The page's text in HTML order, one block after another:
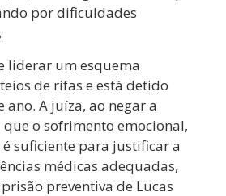
por dificuldades
liderar um esquema
de rifas e está detido
ano. A juíza, ao negar a
o sofrimento emocional,
suficiente para justificar a
médicas adequadas,
preventiva de Lucas